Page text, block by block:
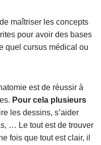
maîtriser les concepts
pour avoir des bases
quel cursus médical ou
est de réussir à
Pour cela plusieurs
les dessins, s’aider
… Le tout est de trouver
fois que tout est clair, il